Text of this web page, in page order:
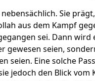
Sie
aus dem Kampf
sei. Dann
gewesen seien,
seien. Eine solche
jedoch den Blick